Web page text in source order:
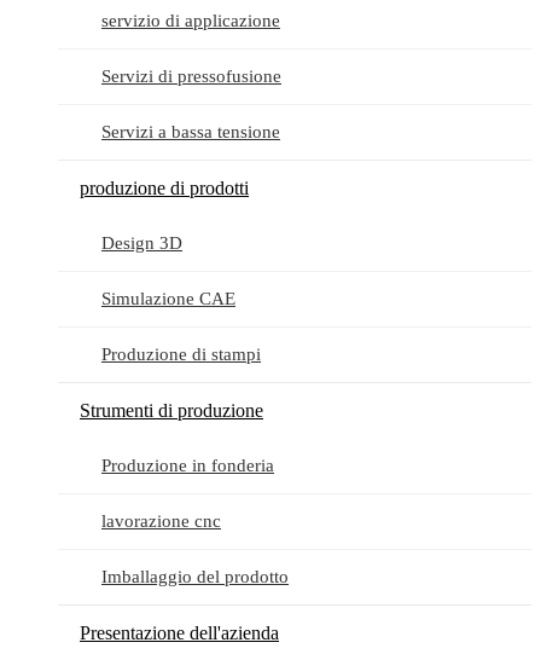
servizio di applicazione
Servizi di pressofusione
Servizi a bassa tensione
produzione di prodotti
Design 3D
Simulazione CAE
Produzione di stampi
Strumenti di produzione
Produzione in fonderia
lavorazione cnc
Imballaggio del prodotto
Presentazione dell'azienda